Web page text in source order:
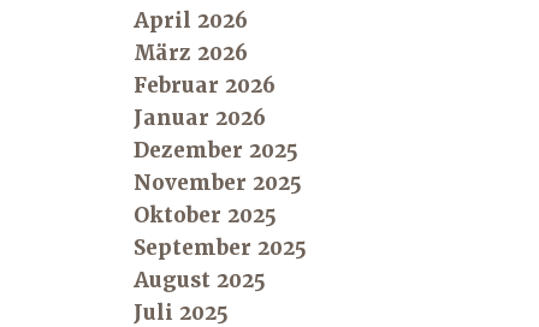
April 2026
März 2026
Februar 2026
Januar 2026
Dezember 2025
November 2025
Oktober 2025
September 2025
August 2025
Juli 2025